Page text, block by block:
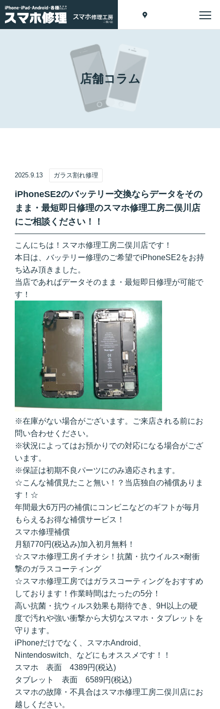
店舗コラム
2025.9.13 ガラス割れ修理
iPhoneSE2のバッテリー交換ならデータをその
まま・最短即日修理のスマホ修理工房二俣川店
にご相談ください！！
こんにちは！ スマホ修理工房二俣川店です！
本日は、バッテリー修理のご希望でiPhoneSE2をお持
ち込み頂きました。
当店であればデータそのまま・最短即日修理が可能で
す！
※在庫がない場合がございます。ご来店される前にお
問い合わせください。
※状況によってはお預かりでの対応になる場合がござ
います。
※保証は初期不良パーツにのみ適応されます。
☆こんな補償見たこと無い！？当店独自の補償ありま
す！☆
年間最大6万円の補償にコンビニなどのギフトが毎月
もらえるお得な補償サービス！
スマホ修理補償
月額770円(税込み)加入初月無料！
☆スマホ修理工房イチオシ！抗菌・抗ウイルス×耐衝
撃のガラスコーティング
☆スマホ修理工房ではガラスコーティングをおすすめ
しております！作業時間はたったの5分！
高い抗菌・抗ウィルス効果も期待でき、9H以上の硬
度で汚れや強い衝撃から大切なスマホ・タブレットを
守ります。
iPhoneだけでなく、スマホAndroid、
Nintendoswitch、などにもオススメです！！
スマホ 表面 4389円(税込)
タブレット 表面 6589円(税込)
スマホの故障・不具合はスマホ修理工房二俣川店にお
越しください。